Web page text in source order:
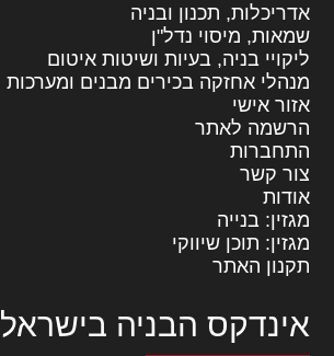
אדריכלות, תכנון ובניה
שמאות, מיסוי נדל"ן
ליקויי בניה, בעיות ושיטות איטום
מנהלי אחזקה בכירים מבנים ומערכות
אזור אישי
הרשמה לאתר
התחברות
צור קשר
אודות
מגזין: בנייה
מגזין: תוכן שיווקי
תקנון האתר
אינדקס הבניה בישראל